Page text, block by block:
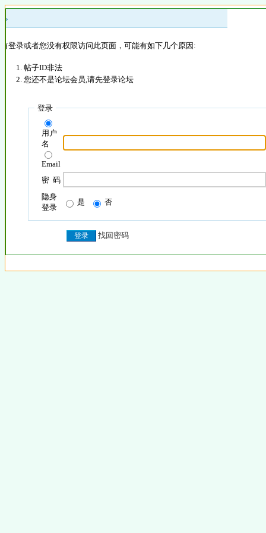
»
登录或者您没有权限访问此页面，可能有如下几个原因:
帖子ID非法
您还不是论坛会员,请先登录论坛
登录
用户
名
Email
密 码
隐身
登录
是 否
找回密码